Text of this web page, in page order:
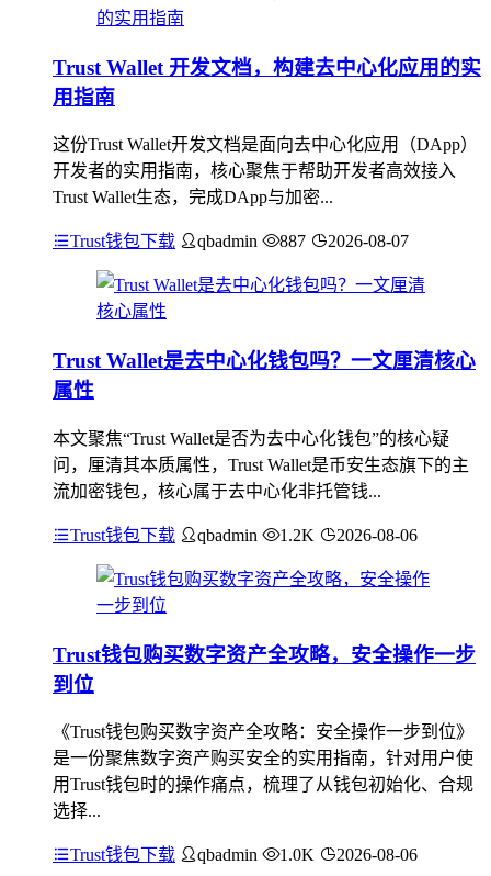
Trust Wallet 开发文档，构建去中心化应用的实
用指南
这份Trust Wallet开发文档是面向去中心化应用（DApp）
开发者的实用指南，核心聚焦于帮助开发者高效接入
Trust Wallet生态，完成DApp与加密...
Trust钱包下载 qbadmin 887 2026-08-07
Trust Wallet是去中心化钱包吗？一文厘清核心
属性
本文聚焦“Trust Wallet是否为去中心化钱包”的核心疑
问，厘清其本质属性，Trust Wallet是币安生态旗下的主
流加密钱包，核心属于去中心化非托管钱...
Trust钱包下载 qbadmin 1.2K 2026-08-06
Trust钱包购买数字资产全攻略，安全操作一步
到位
《Trust钱包购买数字资产全攻略：安全操作一步到位》
是一份聚焦数字资产购买安全的实用指南，针对用户使
用Trust钱包时的操作痛点，梳理了从钱包初始化、合规
选择...
Trust钱包下载 qbadmin 1.0K 2026-08-06